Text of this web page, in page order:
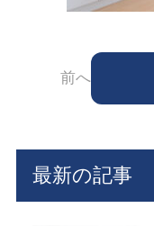
前へ
最新の記事